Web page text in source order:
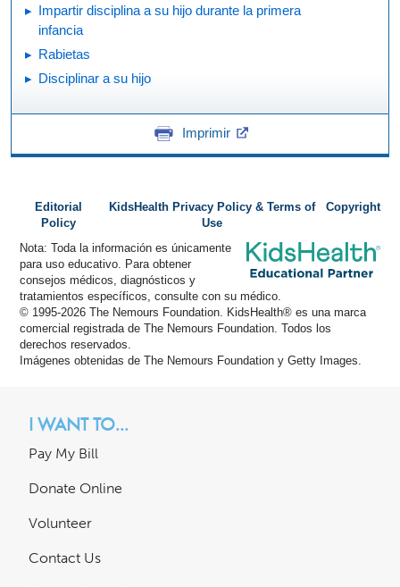
Impartir disciplina a su hijo durante la primera
infancia
Rabietas
Disciplinar a su hijo
Imprimir
Editorial
Policy
KidsHealth Privacy Policy & Terms of
Use
Copyright
Nota: Toda la información es únicamente
para uso educativo. Para obtener
consejos médicos, diagnósticos y
tratamientos específicos, consulte con su médico.
© 1995-2026 The Nemours Foundation. KidsHealth® es una marca
comercial registrada de The Nemours Foundation. Todos los
derechos reservados.
Imágenes obtenidas de The Nemours Foundation y Getty Images.
I WANT TO...
Pay My Bill
Donate Online
Volunteer
Contact Us